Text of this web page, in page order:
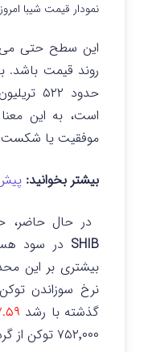
نمودار قیمت شیبا امروز
این سطح حتی می
روند قیمت باشد.
حدود ۵۲۲ تریلیون
است، به این
موفقیت یا شکست
بیشتر بخوانید: پیش
در حال حاضر، حدود ۴۱ درصد از
SHIB در سود
بیشتری بر این
گذشته با رشد
۷۵۲٬۰۰۰ توکن از گردش خارج شده است.